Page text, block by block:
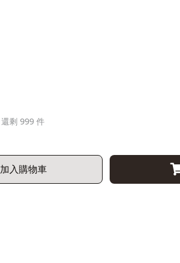
還剩 999 件
加入購物車